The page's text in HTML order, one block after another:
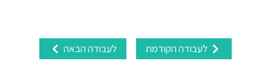
לעבודה הבאה